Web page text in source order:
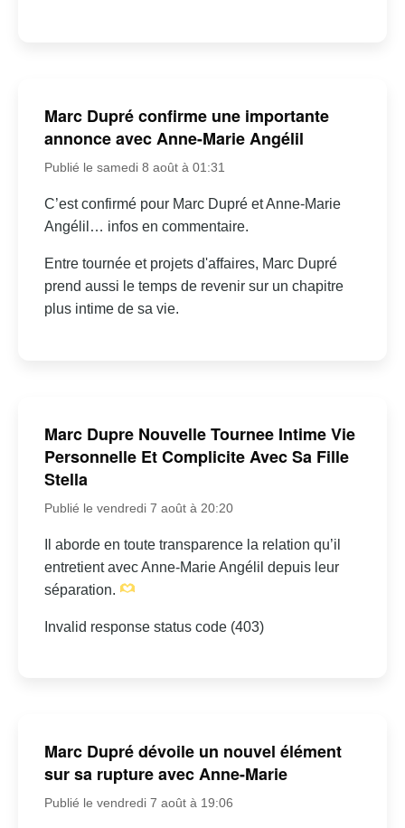
Marc Dupré confirme une importante
annonce avec Anne-Marie Angélil
Publié le samedi 8 août à 01:31
C’est confirmé pour Marc Dupré et Anne-Marie
Angélil… infos en commentaire.
Entre tournée et projets d'affaires, Marc Dupré
prend aussi le temps de revenir sur un chapitre
plus intime de sa vie.
Marc Dupre Nouvelle Tournee Intime Vie
Personnelle Et Complicite Avec Sa Fille
Stella
Publié le vendredi 7 août à 20:20
Il aborde en toute transparence la relation qu’il
entretient avec Anne-Marie Angélil depuis leur
séparation.
Invalid response status code (403)
Marc Dupré dévoile un nouvel élément
sur sa rupture avec Anne-Marie
Publié le vendredi 7 août à 19:06